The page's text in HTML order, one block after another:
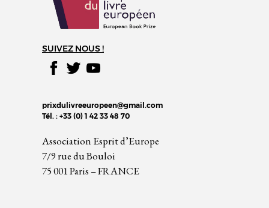
SUIVEZ NOUS !
prixdulivreeuropeen@gmail.com
Tél. : +33 (0) 1 42 33 48 70
Association Esprit d’Europe
7/9 rue du Bouloi
75 001 Paris – FRANCE